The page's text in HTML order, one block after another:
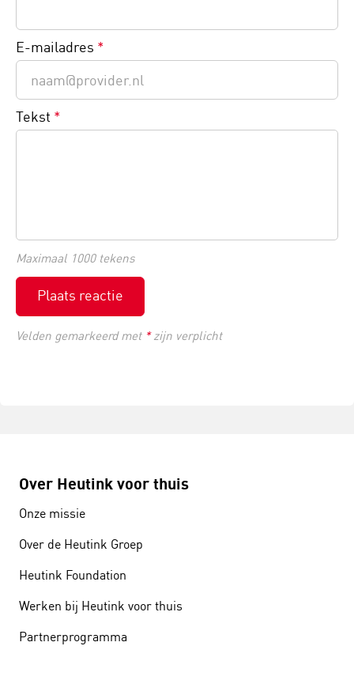
E-mailadres *
Tekst *
Maximaal 1000 tekens
Plaats reactie
Velden gemarkeerd met *zijn verplicht
Over Heutink voor thuis
Onze missie
Over de Heutink Groep
Heutink Foundation
Werken bij Heutink voor thuis
Partnerprogramma